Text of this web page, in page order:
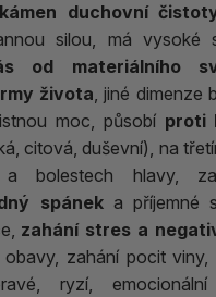
kámen duchovní
silou, má vysoké
od materiálního
života, jiné dimenze
moc, působí proti
citová, duševní), na
a bolestech hlavy,
spáneka příjemné
zahání stres a
obavy, zahání pocit viny,
ryzí,